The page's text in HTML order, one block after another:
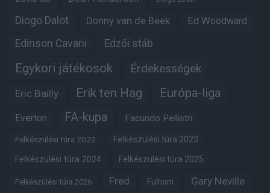
Diogo Dalot Donny van de Beek Ed Woodward
Edinson Cavani Edzői stáb
Egykori játékosok Érdekességek
Eric Bailly Erik ten Hag Európa-liga
Everton FA-kupa Facundo Pellistri
Felkészülési túra 2022 Felkészülési túra 2023
Felkészülési túra 2024 Felkészülési túra 2025
Felkészülési túra 2026 Fred Fulham Gary Neville